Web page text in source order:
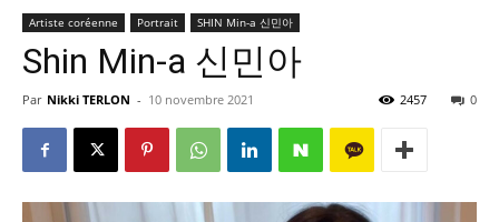
Artiste coréenne Portrait SHIN Min-a 신민아
Shin Min-a 신민아
Par Nikki TERLON - 10 novembre 2021 0
2457